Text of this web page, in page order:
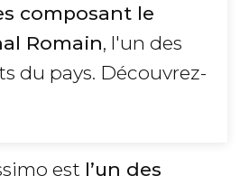
composant le
Romain, l'un des
du pays. Découvrez-
est l’un des